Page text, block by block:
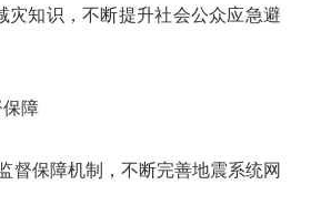
灾知识，不断提升社会公众应急避
保障
督保障机制，不断完善地震系统网